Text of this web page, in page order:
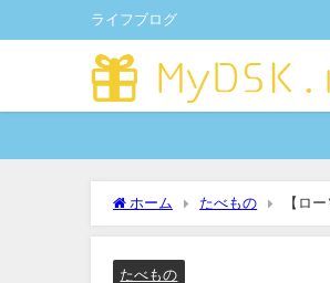
ライフブログ
ホーム たべもの 【ロ
たべもの